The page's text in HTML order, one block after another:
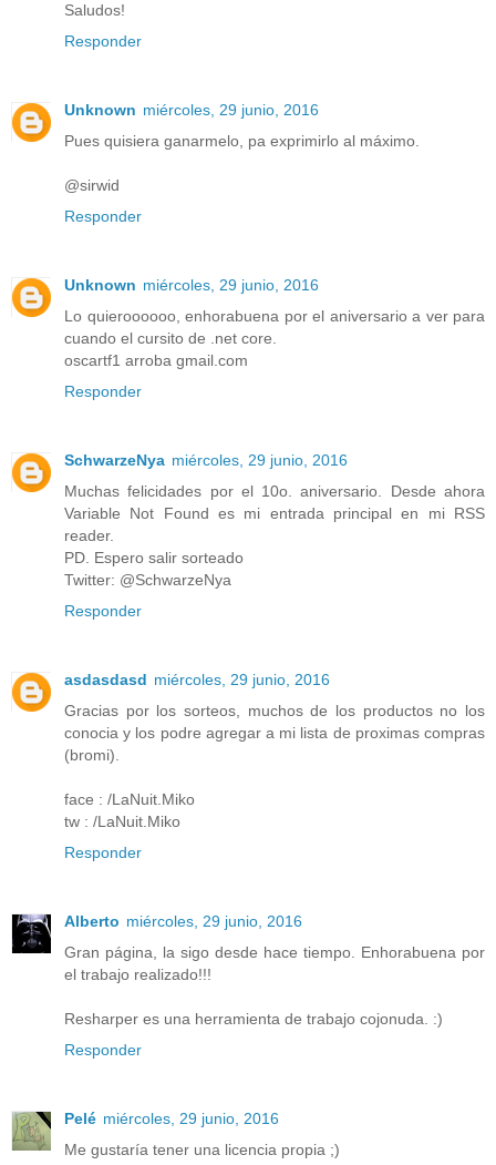
Saludos!
Responder
Unknown miércoles, 29 junio, 2016
Pues quisiera ganarmelo, pa exprimirlo al máximo.
@sirwid
Responder
Unknown miércoles, 29 junio, 2016
Lo quieroooooo, enhorabuena por el aniversario a ver para
cuando el cursito de .net core.
oscartf1 arroba gmail.com
Responder
SchwarzeNya miércoles, 29 junio, 2016
Muchas felicidades por el 10o. aniversario. Desde ahora
Variable Not Found es mi entrada principal en mi RSS
reader.
PD. Espero salir sorteado
Twitter: @SchwarzeNya
Responder
asdasdasd miércoles, 29 junio, 2016
Gracias por los sorteos, muchos de los productos no los
conocia y los podre agregar a mi lista de proximas compras
(bromi).
face : /LaNuit.Miko
tw : /LaNuit.Miko
Responder
Alberto miércoles, 29 junio, 2016
Gran página, la sigo desde hace tiempo. Enhorabuena por
el trabajo realizado!!!
Resharper es una herramienta de trabajo cojonuda. :)
Responder
Pelé miércoles, 29 junio, 2016
Me gustaría tener una licencia propia ;)